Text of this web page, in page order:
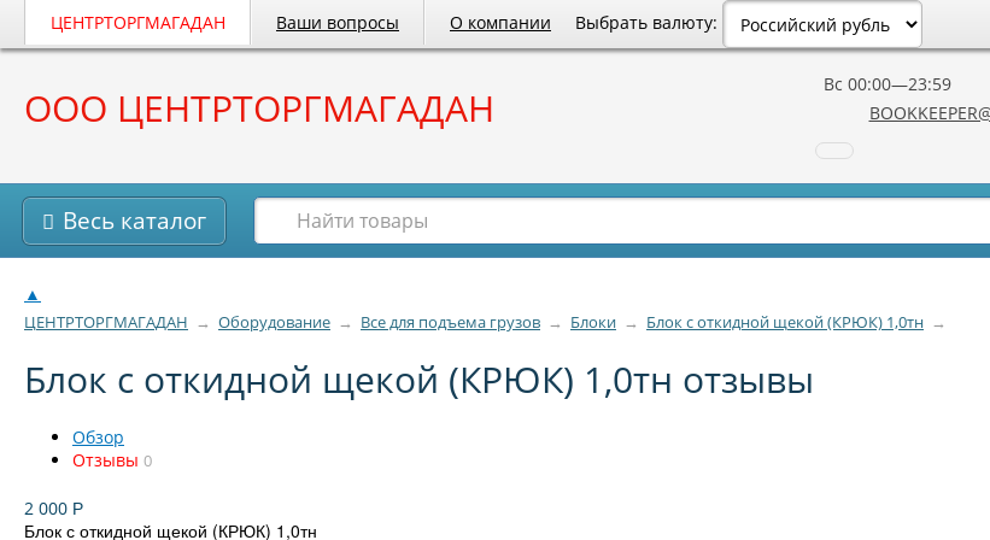
ЦЕНТРТОРГМАГАДАН Ваши вопросы О компании Выбрать валюту:
ООО ЦЕНТРТОРГМАГАДАН Вс 00:00—23:59
Весь каталог
▲
ЦЕНТРТОРГМАГАДАН → Оборудование → Все для подъема грузов → Блоки → Блок с откидной щекой (КРЮК) 1,0тн →
Блок с откидной щекой (КРЮК) 1,0тн отзывы
Обзор
Отзывы 0
2 000 Р
Блок с откидной щекой (КРЮК) 1,0тн